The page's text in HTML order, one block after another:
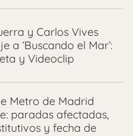
y Carlos Vives
a ‘Buscando el Mar’:
y Videoclip
Metro de Madrid
paradas afectadas,
y fecha de